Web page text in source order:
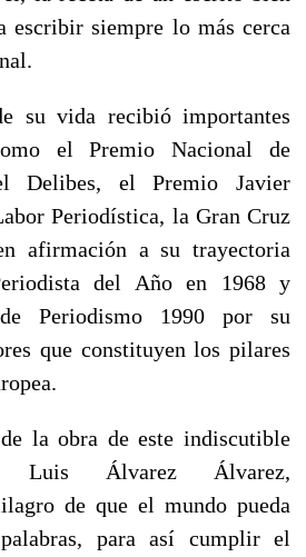
escribir siempre lo más cerca
su vida recibió importantes
el Premio Nacional de
Delibes, el Premio Javier
Periodística, la Gran Cruz
afirmación a su trayectoria
del Año en 1968 y
Periodismo 1990 por su
que constituyen los pilares
la obra de este indiscutible
Luis Álvarez Álvarez,
de que el mundo pueda
para así cumplir el